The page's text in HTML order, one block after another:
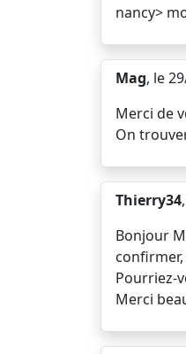
nancy>
Mag, le
Merci de
On
Thierry34
Bonjour
Pourriez-
Merci